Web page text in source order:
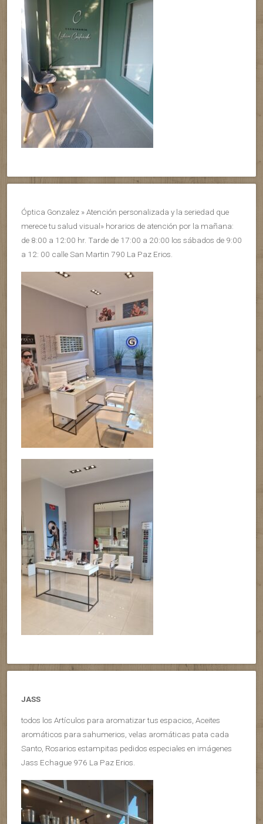
Óptica Gonzalez » Atención personalizada y la seriedad que
merece tu salud visual» horarios de atención por la mañana:
de 8:00 a 12:00 hr. Tarde de 17:00 a 20:00 los sábados de 9:00
a 12: 00 calle San Martin 790 La Paz Erios.
JASS
todos los Artículos para aromatizar tus espacios, Aceites
aromáticos para sahumerios, velas aromáticas pata cada
Santo, Rosarios estampitas pedidos especiales en imágenes
Jass Echague 976 La Paz Erios.